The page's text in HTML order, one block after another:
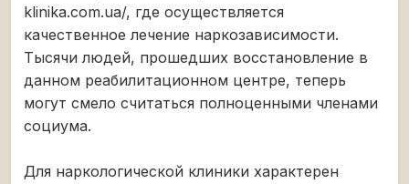
klinika.com.ua/, где осуществляется
качественное лечение наркозависимости.
Тысячи людей, прошедших восстановление в
данном реабилитационном центре, теперь
могут смело считаться полноценными членами
социума.
Для наркологической клиники характерен